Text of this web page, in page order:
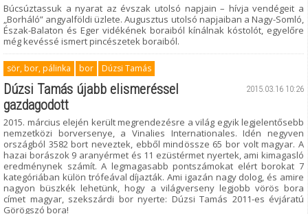
Búcsúztassuk a nyarat az évszak utolsó napjain – hívja vendégeit a
„Borháló” angyalföldi üzlete. Augusztus utolsó napjaiban a Nagy-Somló,
Észak-Balaton és Eger vidékének boraiból kínálnak kóstolót, egyelőre
még kevéssé ismert pincészetek boraiból.
sör, bor, pálinka bor Dúzsi Tamás
2015.03.16 10:26
Dúzsi Tamás újabb elismeréssel
gazdagodott
2015. március elején került megrendezésre a világ egyik legjelentősebb
nemzetközi borversenye, a Vinalies Internationales. Idén negyven
országból 3582 bort neveztek, ebből mindössze 65 bor volt magyar. A
hazai borászok 9 aranyérmet és 11 ezüstérmet nyertek, ami kimagasló
eredménynek számít. A legmagasabb pontszámokat elért borokat 7
kategóriában külön trófeával díjazták. Ami igazán nagy dolog, és amire
nagyon büszkék lehetünk, hogy a világverseny legjobb vörös bora
címet magyar, szekszárdi bor nyerte: Dúzsi Tamás 2011-es évjáratú
Görögszó bora!